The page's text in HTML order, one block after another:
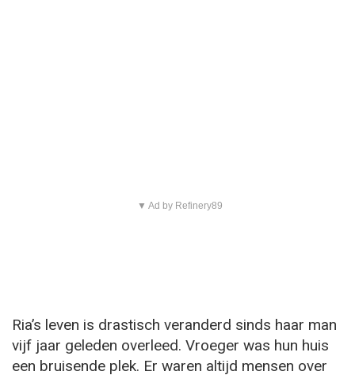
▼ Ad by Refinery89
Ria’s leven is drastisch veranderd sinds haar man
vijf jaar geleden overleed. Vroeger was hun huis
een bruisende plek. Er waren altijd mensen over